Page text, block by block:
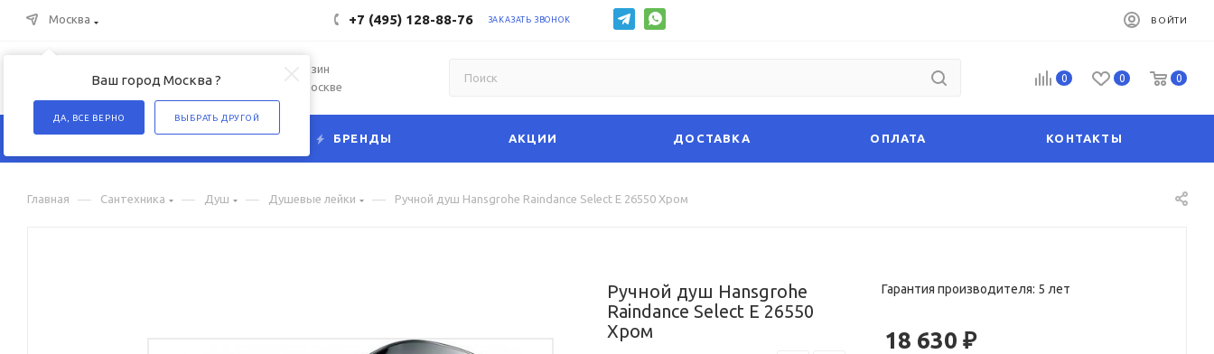
Москва
Ваш город Москва ?
ДА, ВСЕ ВЕРНО ВЫБРАТЬ ДРУГОЙ
+7 (495) 128-88-76 ЗАКАЗАТЬ ЗВОНОК ВОЙТИ
Интернет-магазин
сантехники в Москве
0 0 0
КАТАЛОГ БРЕНДЫ АКЦИИ ДОСТАВКА ОПЛАТА КОНТАКТЫ
Главная — Сантехника — Душ — Душевые лейки — Ручной душ Hansgrohe Raindance Select Е 26550 Хром
Ручной душ Hansgrohe
Raindance Select Е 26550
Хром
Гарантия производителя: 5 лет
18 630 ₽